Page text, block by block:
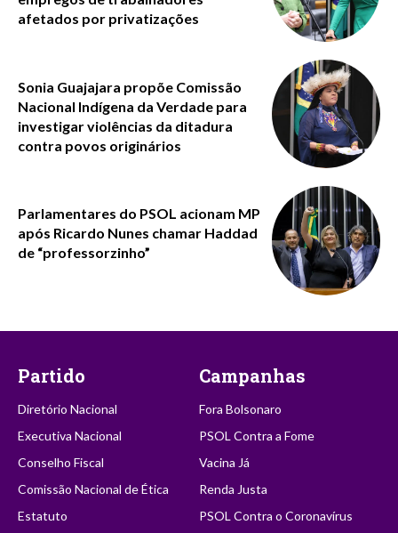
afetados por privatizações
Sonia Guajajara propõe Comissão
Nacional Indígena da Verdade para
investigar violências da ditadura
contra povos originários
Parlamentares do PSOL acionam MP
após Ricardo Nunes chamar Haddad
de “professorzinho”
Partido
Diretório Nacional
Executiva Nacional
Conselho Fiscal
Comissão Nacional de Ética
Estatuto
Campanhas
Fora Bolsonaro
PSOL Contra a Fome
Vacina Já
Renda Justa
PSOL Contra o Coronavírus